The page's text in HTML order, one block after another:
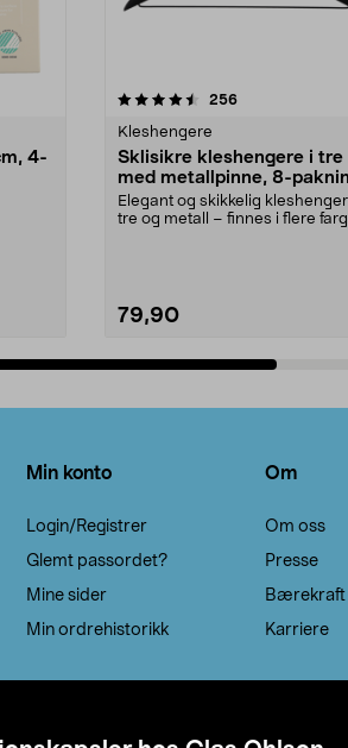
4-
256anmeldelser
Kleshengere
Sklisikre kleshengere i tre
med metallpinne, 8-
Elegant og skikkelig
tre og metall – finnes i flere
79,90
4.5av 5 stjerner
Min konto
Login/Registrer
Glemt passordet?
Mine sider
Min ordrehistorikk
Om
Om oss
Presse
Bærekraft
Karriere